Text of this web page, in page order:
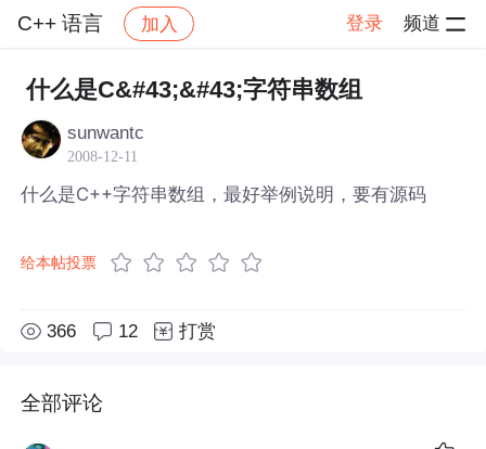
C++ 语言 加入 登录 频道
社区 C++ 语言 帖子详情
什么是C&#43;&#43;字符串数组
sunwantc
2008-12-11
什么是C++字符串数组，最好举例说明，要有源码
给本帖投票
366 12 打赏
全部评论